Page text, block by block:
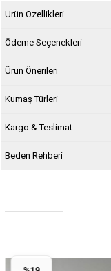
Ürün Özellikleri
Ödeme Seçenekleri
Ürün Önerileri
Kumaş Türleri
Kargo & Teslimat
Beden Rehberi